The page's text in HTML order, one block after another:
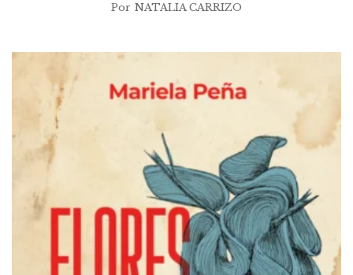
Por NATALIA CARRIZO